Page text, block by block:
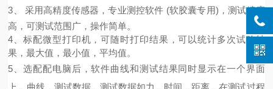
3、
采用高精度传感器，专业测控软件 (软胶囊专用) ，测试精度
高，可测试范围广，操作简单。
4、标配微型打印机，可随时打印结果，可以统计多次试验结
果，最大值，最小值，平均值。
5、选配配电脑后，软件曲线和测试结果同时显示在一个界面
上，曲线，测试数据。测试数据如力，时间，距离，在测试过程